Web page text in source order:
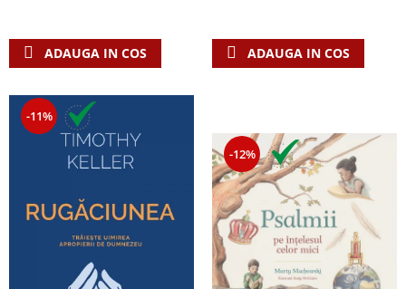
ADAUGA IN COS ADAUGA IN COS
-11%
-12%